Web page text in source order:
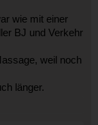
wie mit einer
BJ und Verkehr
weil noch
länger.